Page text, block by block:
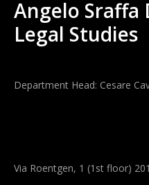
Angelo
Legal Studies
Department Head: Cesare
Via Roentgen, 1 (1st floor)